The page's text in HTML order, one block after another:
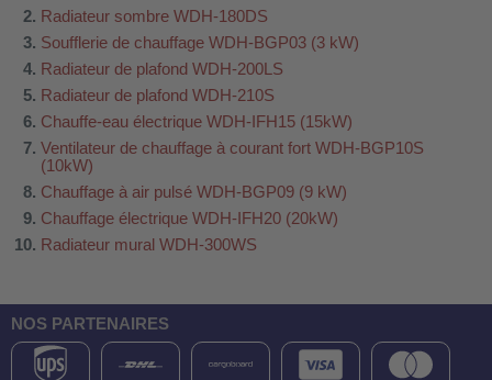
Radiateur sombre WDH-180DS
Soufflerie de chauffage WDH-BGP03 (3 kW)
Radiateur de plafond WDH-200LS
Radiateur de plafond WDH-210S
Chauffe-eau électrique WDH-IFH15 (15kW)
Ventilateur de chauffage à courant fort WDH-BGP10S
(10kW)
Chauffage à air pulsé WDH-BGP09 (9 kW)
Chauffage électrique WDH-IFH20 (20kW)
Radiateur mural WDH-300WS
NOS PARTENAIRES